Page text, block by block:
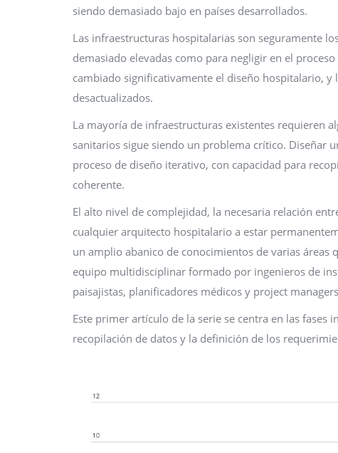
siendo demasiado bajo en países desarrollados.
Las infraestructuras hospitalarias son seguramente
demasiado elevadas como para negligir en el
cambiado significativamente el diseño hospitalario,
desactualizados.
La mayoría de infraestructuras existentes requieren
sanitarios sigue siendo un problema crítico. Diseñar
proceso de diseño iterativo, con capacidad para
coherente.
El alto nivel de complejidad, la necesaria relación
cualquier arquitecto hospitalario a estar
un amplio abanico de conocimientos de varias áreas
equipo multidisciplinar formado por ingenieros de
paisajistas, planificadores médicos y project
Este primer artículo de la serie se centra en las
recopilación de datos y la definición de los